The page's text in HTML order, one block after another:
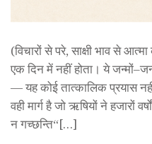
(विचारों से परे, साक्षी भाव से
एक दिन में नहीं होता। ये
— यह कोई तात्कालिक प्रयास
वही मार्ग है जो ऋषियों ने हजारों
न गच्छन्ति“[…]